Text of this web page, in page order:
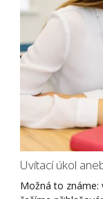
Uvítací úkol
Možná to